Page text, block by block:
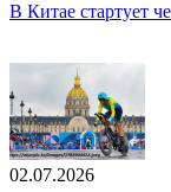
В Китае стартует
02.07.2026